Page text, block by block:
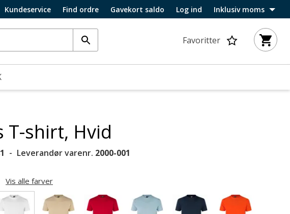
Kundeservice Find ordre Gavekort saldo Log ind Inklusiv moms
Favoritter
T-shirt, Hvid
Leverandør varenr. 2000-001
Vis alle farver